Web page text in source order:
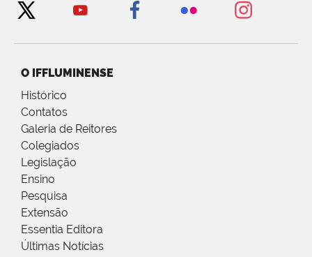
O IFFLUMINENSE
Histórico
Contatos
Galeria de Reitores
Colegiados
Legislação
Ensino
Pesquisa
Extensão
Essentia Editora
Últimas Notícias